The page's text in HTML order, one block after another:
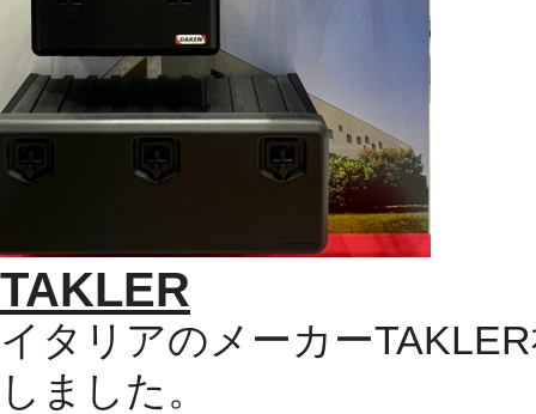
TAKLER
イタリアのメーカーTAKLER
しました。